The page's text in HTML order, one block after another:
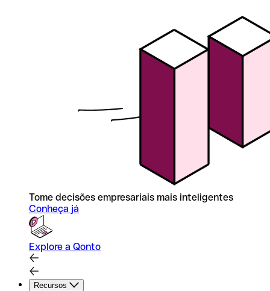
Tome decisões empresariais mais inteligentes
Conheça já
Explore a Qonto
Recursos